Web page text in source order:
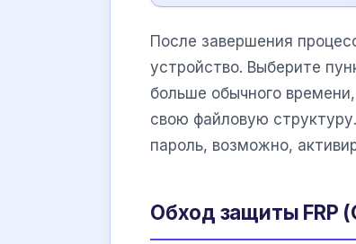
После завершения
устройство. Выберите
больше обычного
свою файловую
пароль, возможно,
Обход защиты FRP